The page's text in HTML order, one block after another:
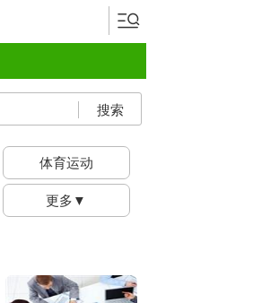
搜索
体育运动
更多▼